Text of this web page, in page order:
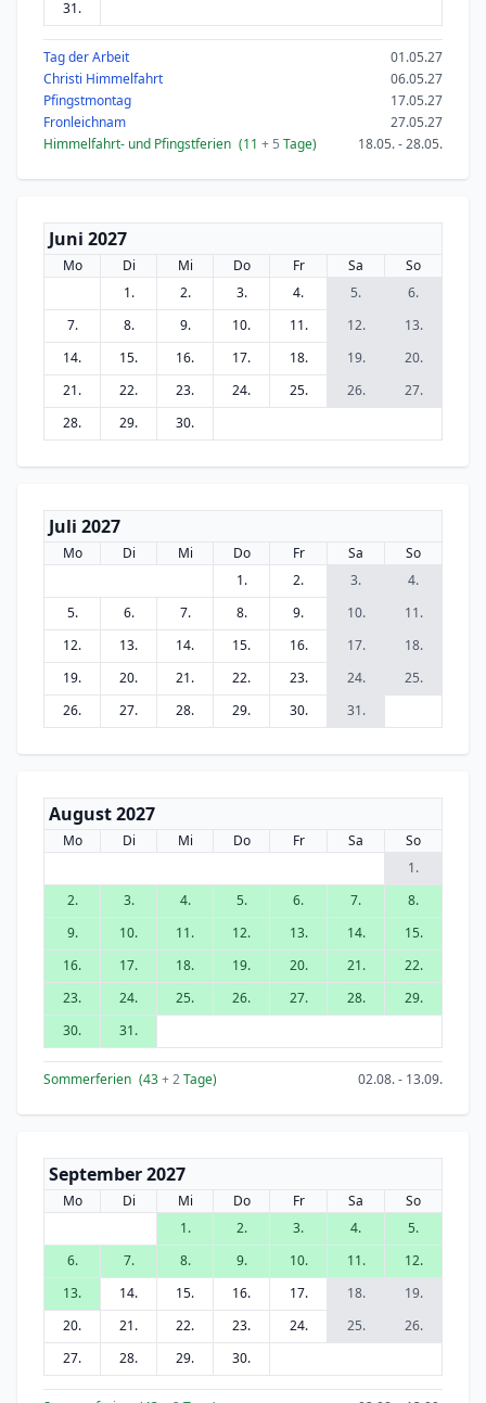
31.
Tag der Arbeit
01.05.27
Christi Himmelfahrt
06.05.27
Pfingstmontag
17.05.27
Fronleichnam
27.05.27
Himmelfahrt- und Pfingstferien (11 + 5 Tage) 18.05. - 28.05.
Juni 2027
Mo Di Mi Do Fr Sa
So
1.
2. 3. 4. 5.
6.
7.
8. 9. 10. 11. 12.
13.
14.
15. 16. 17. 18. 19.
20.
21.
22. 23. 24. 25. 26.
27.
28.
29. 30.
Juli 2027
Mo Di Mi Do Fr Sa
So
1.
2. 3.
4.
5.
6. 7. 8. 9. 10.
11.
12.
13. 14. 15. 16. 17.
18.
19.
20. 21. 22. 23. 24.
25.
26.
27. 28. 29. 30. 31.
August 2027
Mo Di Mi Do Fr Sa
So
1.
2.
3. 4. 5. 6. 7.
8.
9.
10. 11. 12. 13. 14.
15.
16.
17. 18. 19. 20. 21.
22.
23.
24. 25. 26. 27. 28.
29.
30.
31.
Sommerferien (43+ 2Tage) 02.08. - 13.09.
September 2027
Mo Di Mi Do Fr Sa
So
1.
2. 3. 4.
5.
6.
7. 8. 9. 10. 11.
12.
13.
14. 15. 16. 17. 18.
19.
20.
21. 22. 23. 24. 25.
26.
27.
28. 29. 30.